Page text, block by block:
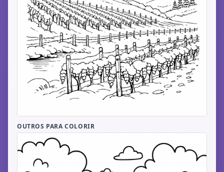
OUTROS PARA COLORIR